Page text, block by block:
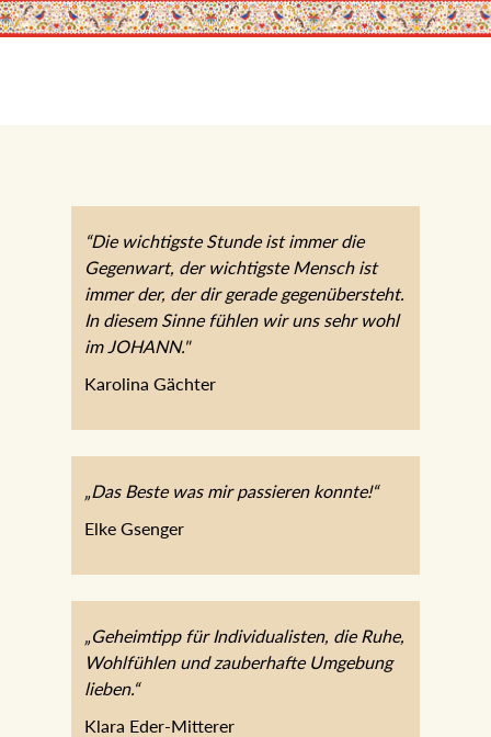
“Die wichtigste Stunde ist immer die
Gegenwart, der wichtigste Mensch ist
immer der, der dir gerade gegenübersteht.
In diesem Sinne fühlen wir uns sehr wohl
im JOHANN."
Karolina Gächter
„Das Beste was mir passieren konnte!“
Elke Gsenger
„Geheimtipp für Individualisten, die Ruhe,
Wohlfühlen und zauberhafte Umgebung
lieben.“
Klara Eder-Mitterer